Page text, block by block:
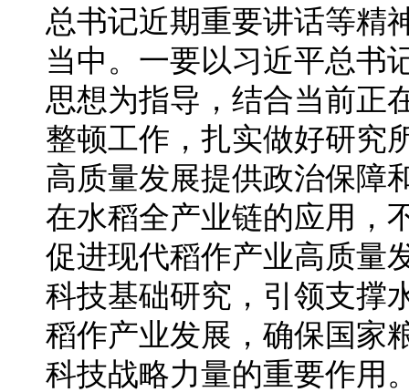
总书记近期重要讲话等精
当中。一要以习近平总书
思想为指导，结合当前正
整顿工作，扎实做好研究
高质量发展提供政治保障
在水稻全产业链的应用，
促进现代稻作产业高质量
科技基础研究，引领支撑
稻作产业发展，确保国家
科技战略力量的重要作用